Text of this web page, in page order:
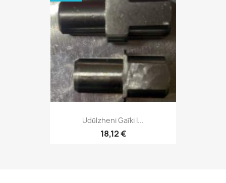
Udŭlzheni Gaĭki I...
18,12 €